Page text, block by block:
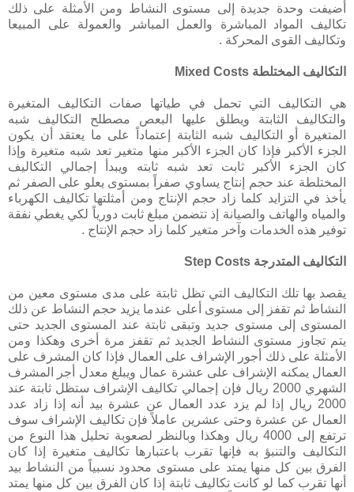
أضيفت وحدة جديدة إلى مستوى النشاط ومن الأمثلة على ذلك
تكاليف المواد المباشرة والعمل المباشر والعمولة على المبيعا
وتكاليف القوى المحركة .
التكاليف المختلطة Mixed Costs
هي التكاليف التي تحمل في طياتها صفات التكاليف المتغيرة
والتكاليف الثابتة ويطلق عليها البعص مصطلح التكاليف شبه
المتغيرة أو التكاليف شبه الثابتة إعتماداً على ما يعتقد أن يكون
الجزء الأكبر فإذا كان الجزء الأكبر منها متغير تعد شبه متغيرة وإذا
كان الجزء الأكبر ثابت تعد شبه ثابته ويبدأ إجمالي التكاليف
المختلطة عند حجم إنتاج يساوي صفراً بمستوى يعلو على الصفر ثم
يأخذ في التزايد كلما زاد حجم الإنتاج ومن أمثلتها تكاليف الكهرباء
والمياه والهاتف والصيانة إذ تتضمن مبلغ ثابت دورياً لكي يغطي نفقة
توفير هذه الخدمات وآخر متغير كلما زاد حجم الإنتاج .
التكاليف المتدرجة Step Costs
يقصد بها تلك التكاليف التي تظل ثابتة على مدى مستوى معين من
النشاط ثم تقفز إلى مستوى أعلى عندما يزيد حجم النشاط عن ذلك
المستوى إلى مستوى جديد وتبقى ثابتة عند المستوى الجديد حتى
يتم تجاوز مستوى النشاط الجديد ثم تقفز مرة أخرى وهكذا ومن
الأمثلة على ذلك أجور الإشراف على العمال فإذا كان المشرف على
العمال يمكنه الإشراف على عشرة عمال ويبلغ معدل أجر المشرف
الشهري 2000 ريال فإن إجمالي تكاليف الإشراف ستظل ثابتة عند
2000 ريال إذا لم يزد عدد العمال عن عشرة بيد أنه إذا زاد عدد
العمال عن عشرة وحتى عشرين عاملاً فإن تكاليف الإشراف سوف
ترتفع إلى 4000 ريال وهكذا وبالنظر لصعوبة تحليل هذا النوع من
التكاليف والتنبؤ به فإنها تقرب باعتبارها تكاليف متغيرة إذا كان
الفرق بين كل منها يمتد على مستوى محدود نسبياً من النشاط بيد
أنها تقرب كما لو كانت تكاليف ثابتة إذا كان الفرق بين كل منها يمتد